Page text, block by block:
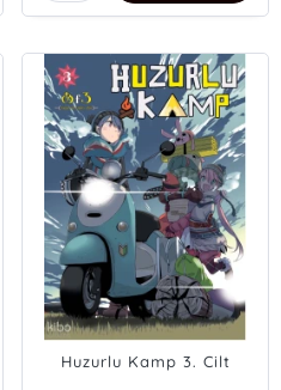
Huzurlu Kamp 3. Cilt